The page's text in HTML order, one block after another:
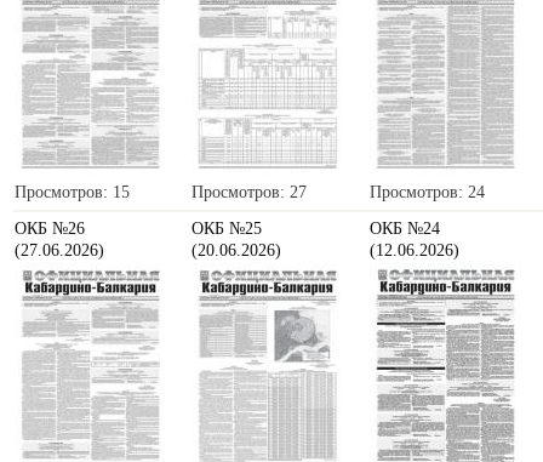
Просмотров: 15 Просмотров: 27
Просмотров: 24
ОКБ №26
(27.06.2026)
ОКБ №25
(20.06.2026)
ОКБ №24
(12.06.2026)